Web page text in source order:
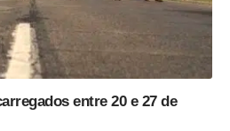
entre 20 e 27 de